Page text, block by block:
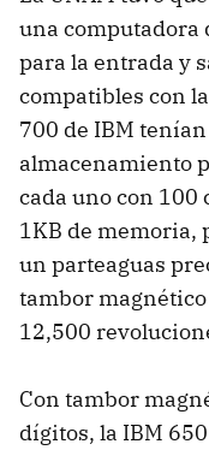
una computadora
para la entrada y
compatibles con
700 de IBM
almacenamiento
cada uno con 100
1KB de memoria,
un parteaguas
tambor
12,500
Con tambor
dígitos, la IBM